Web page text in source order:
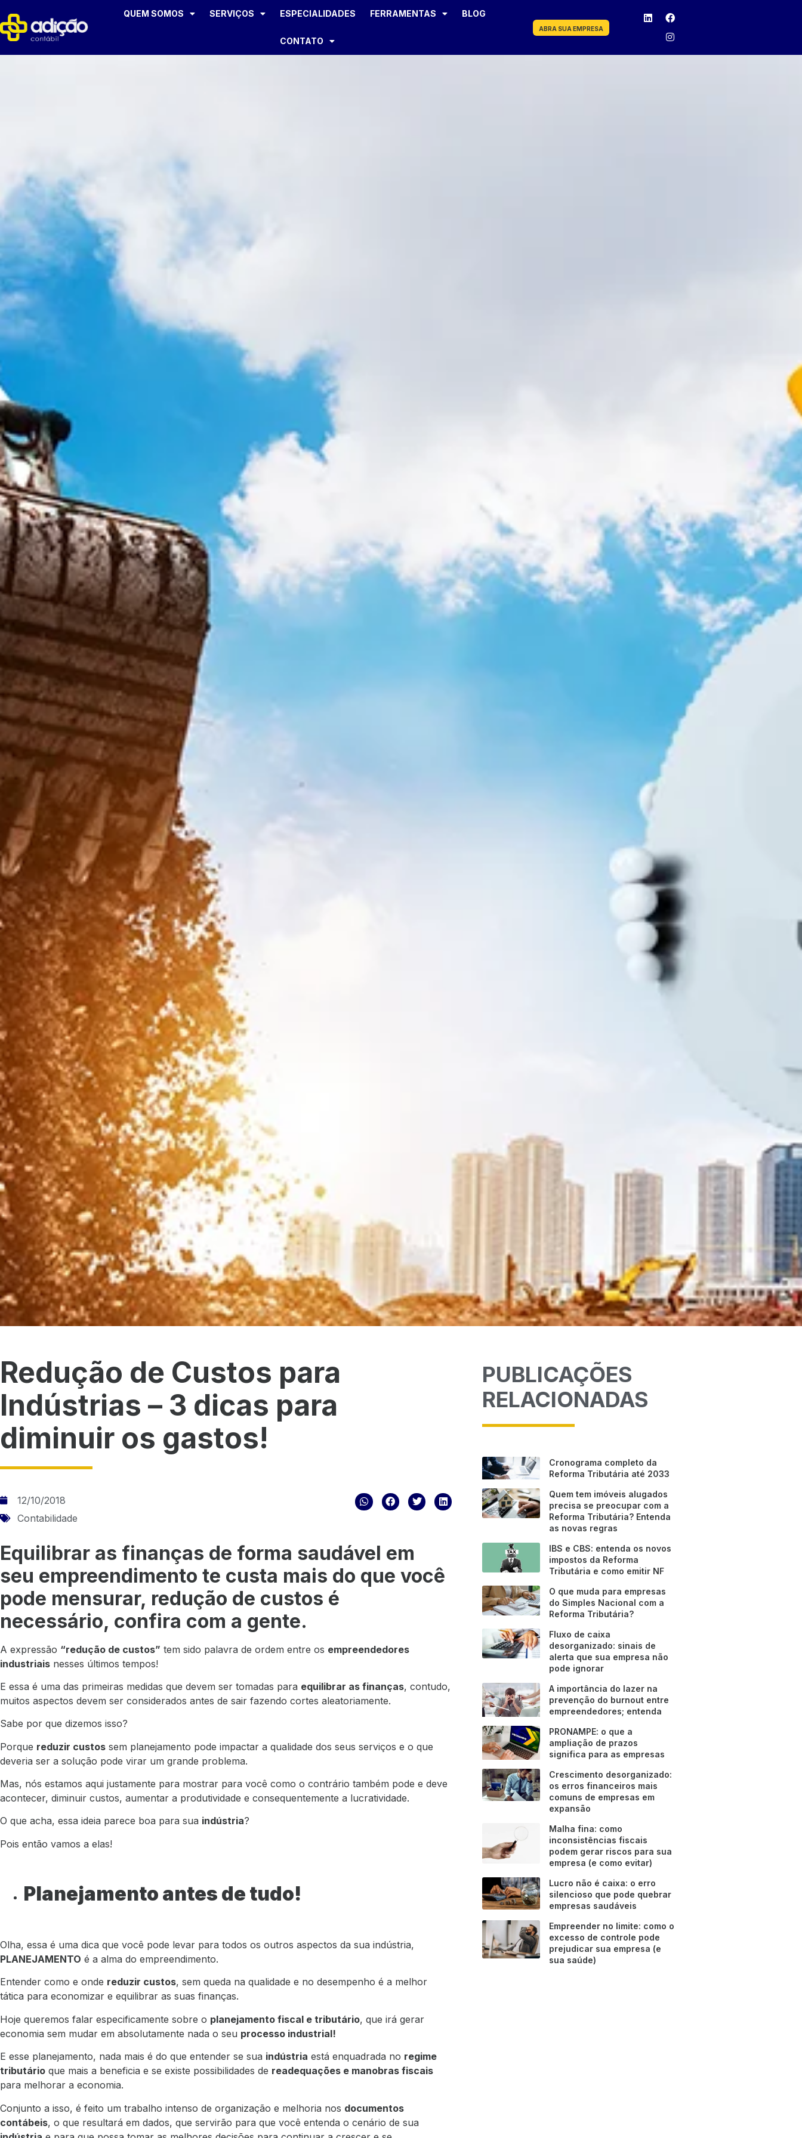
QUEM SOMOS SERVIÇOS ESPECIALIDADES FERRAMENTAS BLOG
CONTATO
ABRA SUA EMPRESA
Redução de Custos para
Indústrias – 3 dicas para
diminuir os gastos!
12/10/2018
Contabilidade
Equilibrar as finanças de forma saudável em
seu empreendimento te custa mais do que você
pode mensurar, redução de custos é
necessário, confira com a gente.
A expressão “redução de custos” tem sido palavra de ordem entre os empreendedores
industriais nesses últimos tempos!
E essa é uma das primeiras medidas que devem ser tomadas para equilibrar as finanças, contudo,
muitos aspectos devem ser considerados antes de sair fazendo cortes aleatoriamente.
Sabe por que dizemos isso?
Porque reduzir custos sem planejamento pode impactar a qualidade dos seus serviços e o que
deveria ser a solução pode virar um grande problema.
Mas, nós estamos aqui justamente para mostrar para você como o contrário também pode e deve
acontecer, diminuir custos, aumentar a produtividade e consequentemente a lucratividade.
O que acha, essa ideia parece boa para sua indústria?
Pois então vamos a elas!
Planejamento antes de tudo!
Olha, essa é uma dica que você pode levar para todos os outros aspectos da sua indústria,
PLANEJAMENTO é a alma do empreendimento.
Entender como e onde reduzir custos, sem queda na qualidade e no desempenho é a melhor
tática para economizar e equilibrar as suas finanças.
Hoje queremos falar especificamente sobre o planejamento fiscal e tributário, que irá gerar
economia sem mudar em absolutamente nada o seu processo industrial!
E esse planejamento, nada mais é do que entender se sua indústria está enquadrada no regime
tributário que mais a beneficia e se existe possibilidades de readequações e manobras fiscais
para melhorar a economia.
Conjunto a isso, é feito um trabalho intenso de organização e melhoria nos documentos
contábeis, o que resultará em dados, que servirão para que você entenda o cenário de sua
PUBLICAÇÕES
RELACIONADAS
Cronograma completo da
Reforma Tributária até 2033
Quem tem imóveis alugados
precisa se preocupar com a
Reforma Tributária? Entenda
as novas regras
IBS e CBS: entenda os novos
impostos da Reforma
Tributária e como emitir NF
O que muda para empresas
do Simples Nacional com a
Reforma Tributária?
Fluxo de caixa
desorganizado: sinais de
alerta que sua empresa não
pode ignorar
A importância do lazer na
prevenção do burnout entre
empreendedores; entenda
PRONAMPE: o que a
ampliação de prazos
significa para as empresas
Crescimento desorganizado:
os erros financeiros mais
comuns de empresas em
expansão
Malha fina: como
inconsistências fiscais
podem gerar riscos para sua
empresa (e como evitar)
Lucro não é caixa: o erro
silencioso que pode quebrar
empresas saudáveis
Empreender no limite: como o
excesso de controle pode
prejudicar sua empresa (e
sua saúde)